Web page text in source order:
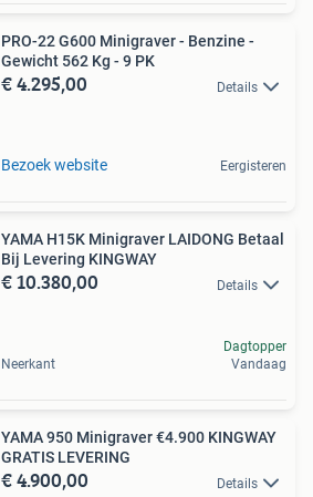
PRO-22 G600 Minigraver - Benzine -
Gewicht 562 Kg - 9 PK
€ 4.295,00 Details
Bezoek website Eergisteren
YAMA H15K Minigraver LAIDONG Betaal
Bij Levering KINGWAY
€ 10.380,00 Details
Neerkant
Dagtopper
Vandaag
YAMA 950 Minigraver €4.900 KINGWAY
GRATIS LEVERING
€ 4.900,00 Details